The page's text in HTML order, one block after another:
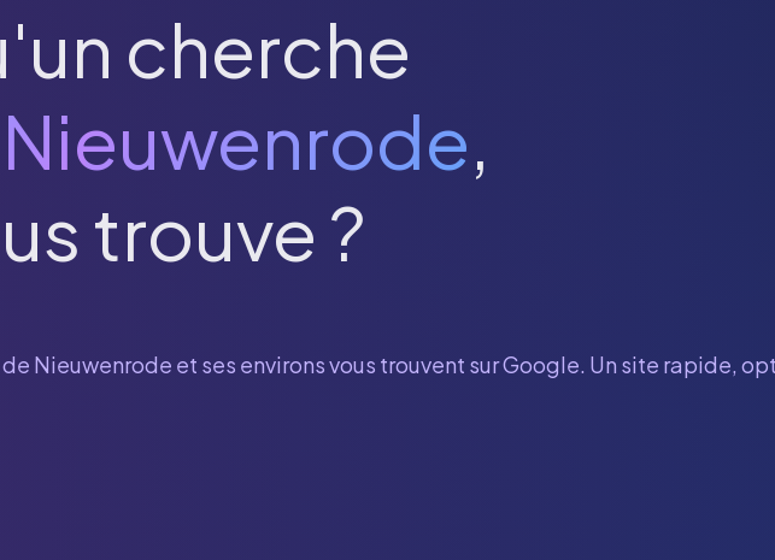
cherche
Nieuwenrode,
trouve ?
Nieuwenrode et ses environs vous trouvent sur Google. Un site rapide,